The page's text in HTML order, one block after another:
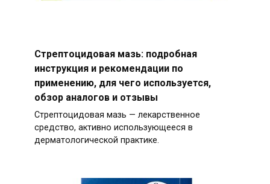
Стрептоцидовая мазь: подробная
инструкция и рекомендации по
применению, для чего используется,
обзор аналогов и отзывы
Стрептоцидовая мазь — лекарственное
средство, активно использующееся в
дерматологической практике.